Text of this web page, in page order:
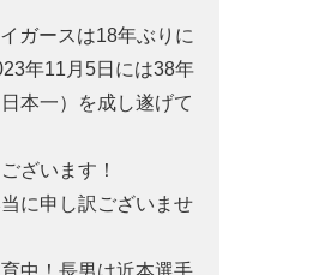
ガースは18年ぶりに
年11月5日には38年
本一）を成し遂げて
ざいます！
に申し訳ございませ
中！長男は近本選手